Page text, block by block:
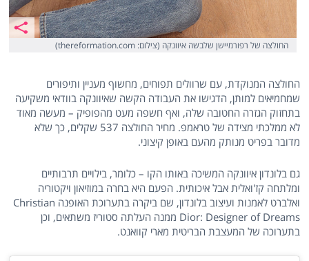
החולצה של רפורמיישן שלבשה איוונקה (צילום: thereformation.com)
החולצה המנוקדת, עם שרוולים תפוחים, מחשוף מעניין ותיפורים
שמחמיאים למותן, הדגישו את העבודה הקשה שאיוונקה בוודאי משקיעה
בתחזוק הגזרה החטובה שלה, ואף חשפה מעט מהפופיק – מעשה מאוד
לא ממלכתי מצידה של טראמפ. מחיר החולצה 537 שקלים, כך שלא
מדובר בפריט מנותק מהעם באופן קיצוני.
גם בלונדון איוונקה המשיכה באותו הקו – כלומר, בילויים תרבותיים
ומלתחה קז'ואלית אבל איכותית. הפעם היא בחרה במוזיאון ויקטוריה
ואלברט לאמנות ועיצוב בלונדון, שם ביקרה בתערוכת האופנה Christian
Dior: Designer of Dreams ממנה העלתה סטוריז משתאים, וכן
בתערוכה של המעצבת הבריטית מארי קוואנט.